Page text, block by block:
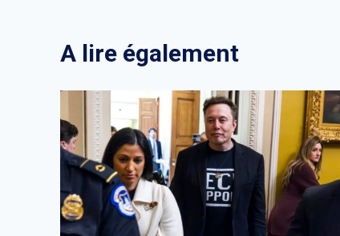
A lire également